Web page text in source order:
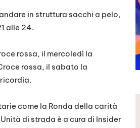
in struttura sacchi a pelo,
alle 24.
rossa, il mercoledì la
rossa, il sabato la
come la Ronda della carità
di strada è a cura di Insider